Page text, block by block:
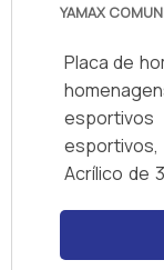
YAMAX
Placa de
Acrílico de
cores.